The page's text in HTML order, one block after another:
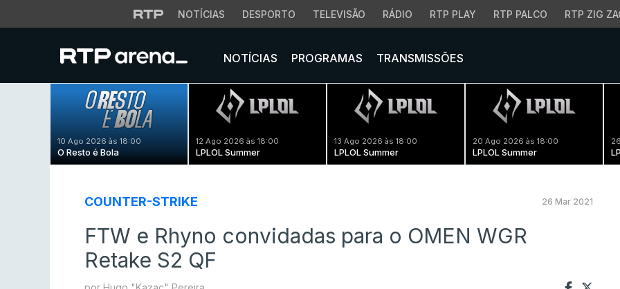
NOTÍCIAS DESPORTO TELEVISÃO RÁDIO RTP PLAY RTP PALCO RTP ZIG
NOTÍCIAS PROGRAMAS TRANSMISSÕES
10 Ago 2026 às 18:00
O Resto é Bola
12 Ago 2026 às 18:00
LPLOL Summer
13 Ago 2026 às 18:00
LPLOL Summer
20 Ago 2026 às 18:00
LPLOL Summer
COUNTER-STRIKE 26 Mar 2021
FTW e Rhyno convidadas para o OMEN WGR
Retake S2 QF